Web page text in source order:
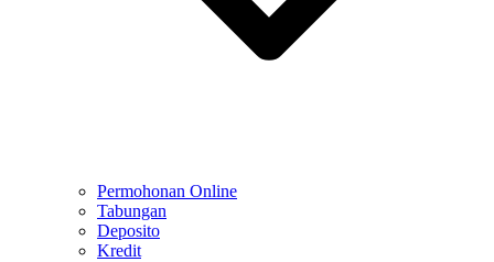
Permohonan Online
Tabungan
Deposito
Kredit